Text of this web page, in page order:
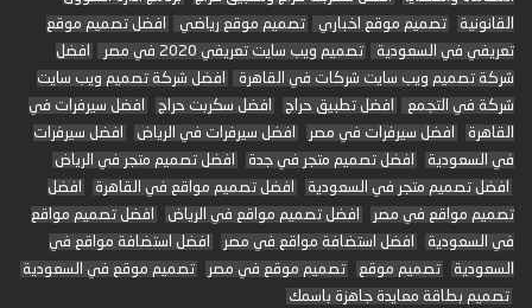
القانونية
تصميم موقع اخباري تصميم موقع رياضي
افضل تصميم موقع
تعريفي في السعودية
تصميم ويب سايت تعريفي 2020 في مصر
افضل
شركة تصميم ويب سايت شركات في القاهرة
افضل شركة تصميم ويب سايت
شركة في التجمع
افضل تطبيق حراج افضل سكربت حراج
افضل سيرفرات في
القاهرة
افضل سيرفرات في مصر افضل سيرفرات في الرياض
افضل سيرفرات
في السعودية
افضل تصميم متجر في جدة
افضل تصميم متجر في الرياض
افضل تصميم متجر في السعودية
افضل تصميم مواقع في القاهرة
افضل
تصميم مواقع في مصر
افضل تصميم مواقع في الرياض
افضل تصميم مواقع
في السعودية
افضل استضافة مواقع في مصر
افضل استضافة مواقع في
السعودية
تصميم موقع تصميم موقع في مصر
تصميم موقع في السعودية
تصميم بطاقة معايدة جاهزة باسمك